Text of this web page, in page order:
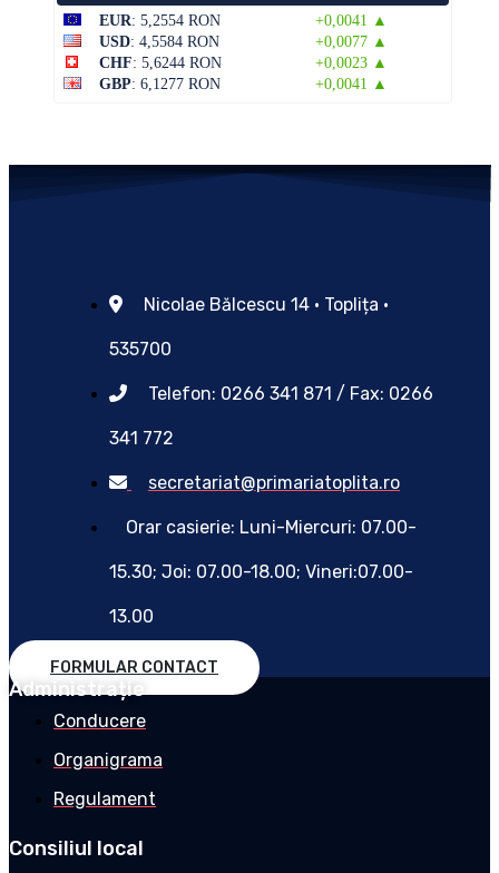
EUR: 5,2554 RON
+0,0041 ▲
USD: 4,5584 RON
+0,0077 ▲
CHF: 5,6244 RON
+0,0023 ▲
GBP: 6,1277 RON +0,0041 ▲
Nicolae Bălcescu 14 • Toplița •
535700
Telefon: 0266 341 871 / Fax: 0266
341 772
secretariat@primariatoplita.ro
Orar casierie: Luni-Miercuri: 07.00-
15.30; Joi: 07.00-18.00; Vineri:07.00-
13.00
FORMULAR CONTACT
Administrație
Conducere
Organigrama
Regulament
Consiliul local